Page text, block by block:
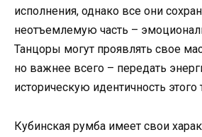
исполнения, однако все они
неотъемлемую часть –
Танцоры могут проявлять свое
но важнее всего – передать
историческую идентичность этого
Кубинская румба имеет свои